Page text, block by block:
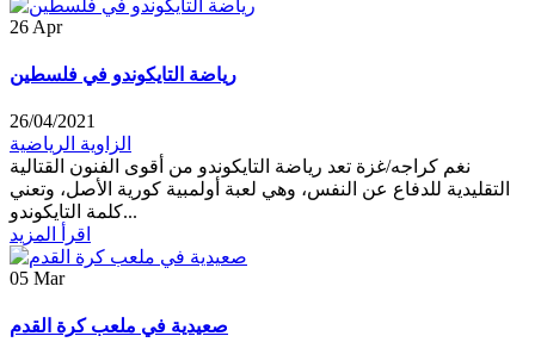
26 Apr
رياضة التايكوندو في فلسطين
26/04/2021
الزاوية الرياضية
نغم كراجه/غزة تعد رياضة التايكوندو من أقوى الفنون القتالية
التقليدية للدفاع عن النفس، وهي لعبة أولمبية كورية الأصل، وتعني
كلمة التايكوندو...
اقرأ المزيد
05 Mar
صعيدية في ملعب كرة القدم